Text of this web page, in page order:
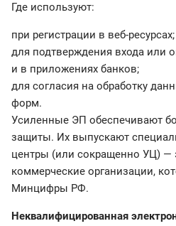
Где используют:
при регистрации в веб-ресурсах;
для подтверждения входа или
и в приложениях банков;
для согласия на обработку
форм.
Усиленные ЭП обеспечивают
защиты. Их выпускают
центры (или сокращенно УЦ) —
коммерческие организации,
Минцифры РФ.
Неквалифицированная